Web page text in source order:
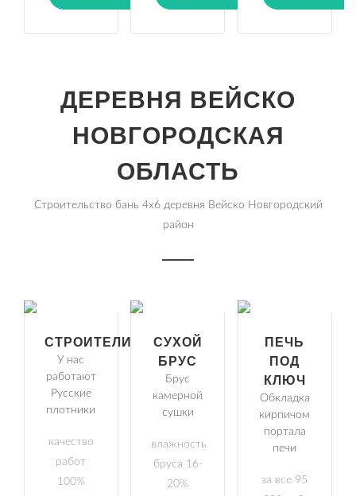
ДЕРЕВНЯ ВЕЙСКО
НОВГОРОДСКАЯ
ОБЛАСТЬ
Строительство бань 4х6 деревня Вейско Новгородский
район
СТРОИТЕЛИ
У нас
работают
Русские
плотники
качество
работ
100%
СУХОЙ
БРУС
Брус
камерной
сушки
влажность
бруса 16-
20%
ПЕЧЬ
ПОД
КЛЮЧ
Обкладка
кирпичом
портала
печи
за все 95